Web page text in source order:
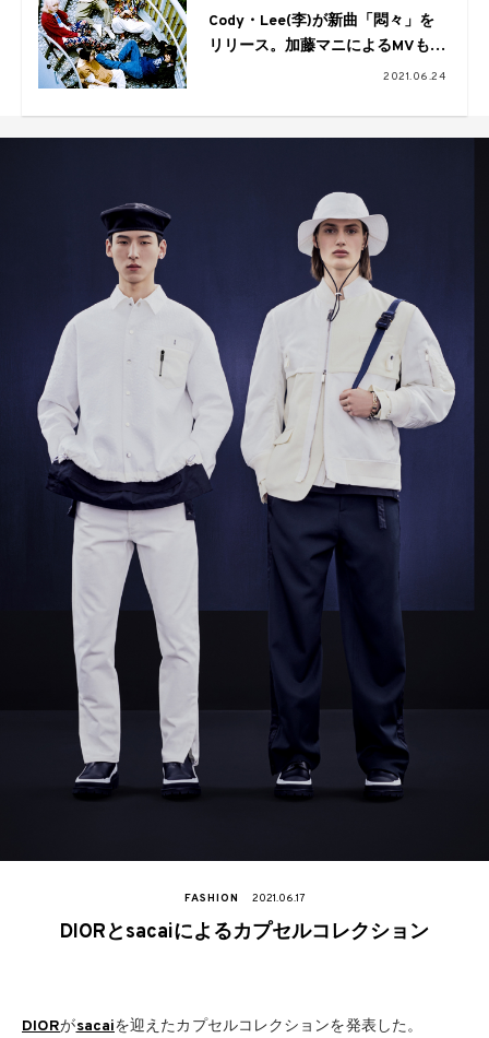
Cody・Lee(李)が新曲「悶々」を
リリース。加藤マニによるMVも公
2021.06.24
FASHION 2021.06.17
DIORとsacaiによるカプセルコレクション
DIORがsacaiを迎えたカプセルコレクションを発表した。